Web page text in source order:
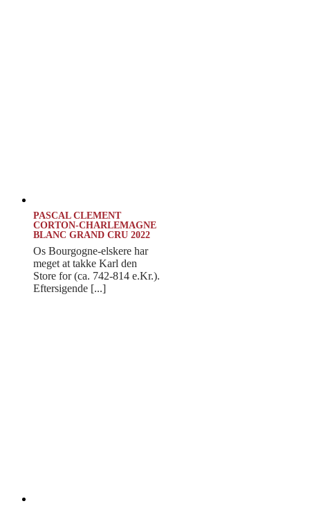
PASCAL CLEMENT
CORTON-CHARLEMAGNE
BLANC GRAND CRU 2022
Os Bourgogne-elskere har
meget at takke Karl den
Store for (ca. 742-814 e.Kr.).
Eftersigende [...]